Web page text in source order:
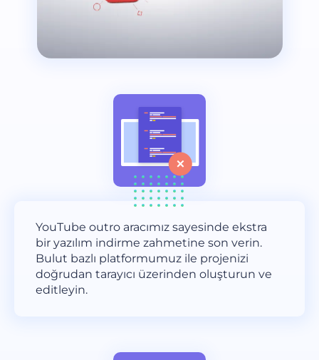
YouTube outro aracımız sayesinde ekstra
bir yazılım indirme zahmetine son verin.
Bulut bazlı platformumuz ile projenizi
doğrudan tarayıcı üzerinden oluşturun ve
editleyin.